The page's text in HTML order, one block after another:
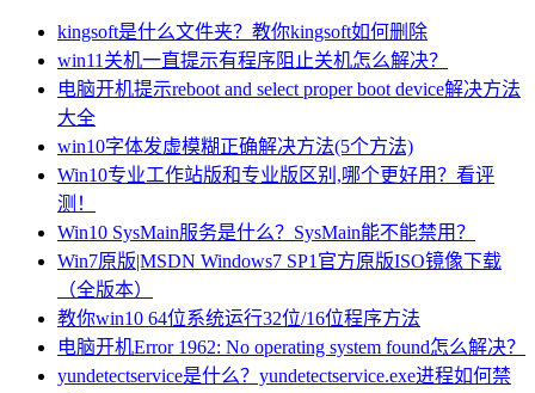
kingsoft是什么文件夹？教你kingsoft如何删除
win11关机一直提示有程序阻止关机怎么解决？
电脑开机提示reboot and select proper boot device解决方法
大全
win10字体发虚模糊正确解决方法(5个方法)
Win10专业工作站版和专业版区别,哪个更好用？看评
测！
Win10 SysMain服务是什么？SysMain能不能禁用？
Win7原版|MSDN Windows7 SP1官方原版ISO镜像下载
（全版本）
教你win10 64位系统运行32位/16位程序方法
电脑开机Error 1962: No operating system found怎么解决？
yundetectservice是什么？yundetectservice.exe进程如何禁